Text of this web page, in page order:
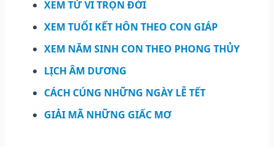
XEM TỬ VI TRỌN ĐỜI
XEM TUỔI KẾT HÔN THEO CON GIÁP
XEM NĂM SINH CON THEO PHONG THỦY
LỊCH ÂM DƯƠNG
CÁCH CÚNG NHỮNG NGÀY LỄ TẾT
GIẢI MÃ NHỮNG GIẤC MƠ